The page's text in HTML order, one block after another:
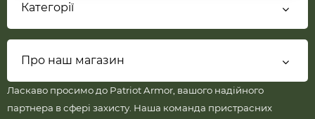
Категорії
Про наш магазин
Ласкаво просимо до Patriot Armor, вашого надійного
партнера в сфері захисту. Наша команда пристрасних